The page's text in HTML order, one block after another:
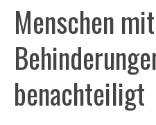
Menschen mit
benachteiligt